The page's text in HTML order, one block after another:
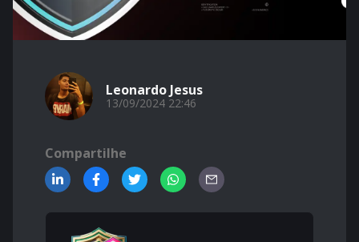
Leonardo Jesus
13/09/2024 22:46
Compartilhe